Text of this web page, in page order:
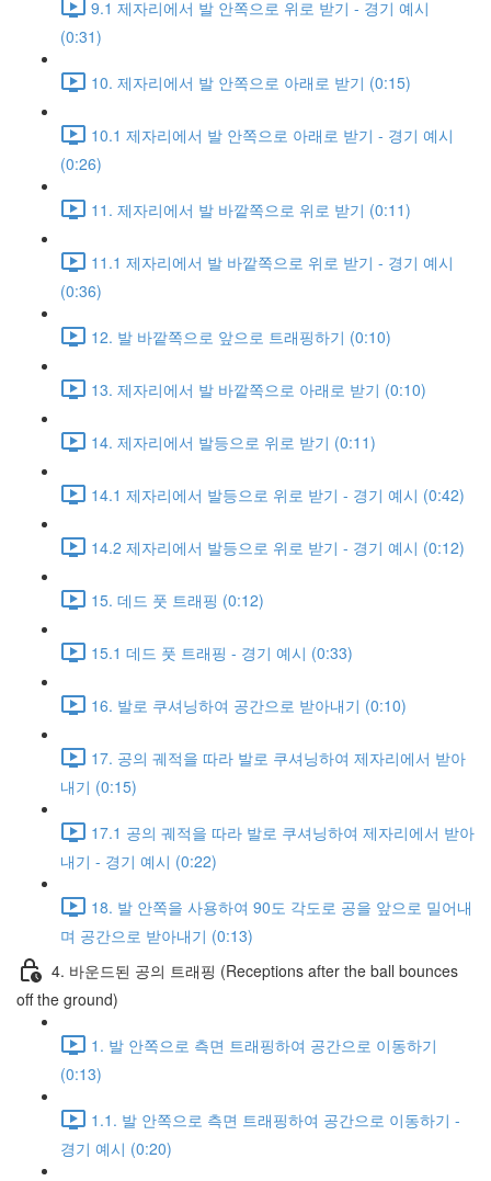
9.1 제자리에서 발 안쪽으로 위로 받기 - 경기 예시
(0:31)
10. 제자리에서 발 안쪽으로 아래로 받기 (0:15)
10.1 제자리에서 발 안쪽으로 아래로 받기 - 경기 예시
(0:26)
11. 제자리에서 발 바깥쪽으로 위로 받기 (0:11)
11.1 제자리에서 발 바깥쪽으로 위로 받기 - 경기 예시
(0:36)
12. 발 바깥쪽으로 앞으로 트래핑하기 (0:10)
13. 제자리에서 발 바깥쪽으로 아래로 받기 (0:10)
14. 제자리에서 발등으로 위로 받기 (0:11)
14.1 제자리에서 발등으로 위로 받기 - 경기 예시 (0:42)
14.2 제자리에서 발등으로 위로 받기 - 경기 예시 (0:12)
15. 데드 풋 트래핑 (0:12)
15.1 데드 풋 트래핑 - 경기 예시 (0:33)
16. 발로 쿠셔닝하여 공간으로 받아내기 (0:10)
17. 공의 궤적을 따라 발로 쿠셔닝하여 제자리에서 받아
내기 (0:15)
17.1 공의 궤적을 따라 발로 쿠셔닝하여 제자리에서 받아
내기 - 경기 예시 (0:22)
18. 발 안쪽을 사용하여 90도 각도로 공을 앞으로 밀어내
며 공간으로 받아내기 (0:13)
4. 바운드된 공의 트래핑 (Receptions after the ball bounces
off the ground)
1. 발 안쪽으로 측면 트래핑하여 공간으로 이동하기
(0:13)
1.1. 발 안쪽으로 측면 트래핑하여 공간으로 이동하기 -
경기 예시 (0:20)